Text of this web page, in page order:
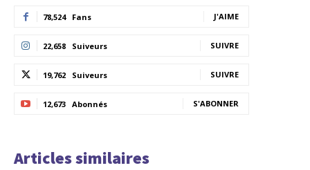
78,524 Fans J'AIME
22,658 Suiveurs SUIVRE
19,762 Suiveurs SUIVRE
12,673 Abonnés S'ABONNER
Articles similaires